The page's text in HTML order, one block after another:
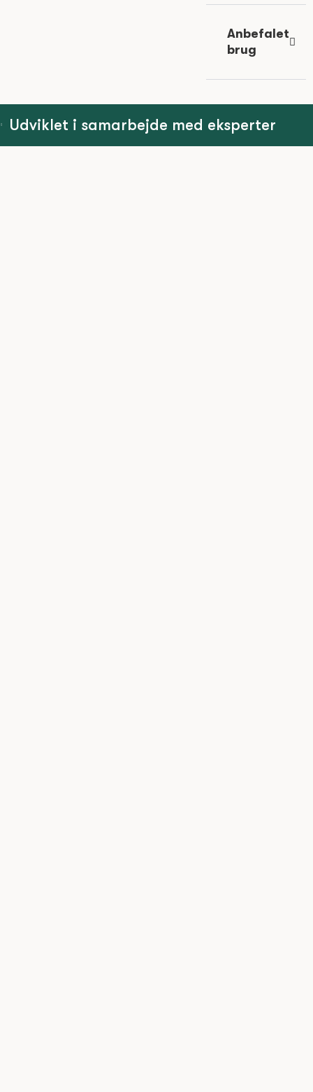
Anbefalet
brug
Udviklet i samarbejde med eksperter